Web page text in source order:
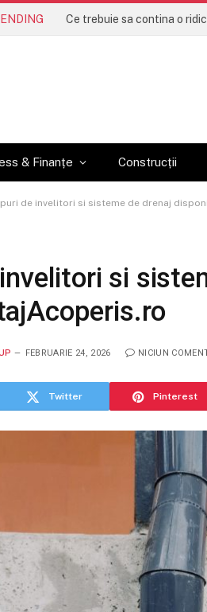
& Finanțe Construcții
de invelitori si sisteme de drenaj
si
FEBRUARIE 24, 2026 NICIUN
Twitter Pinterest